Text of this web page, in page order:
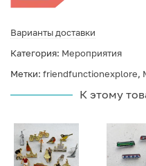
Варианты доставки
Категория: Мероприятия
Метки: friendfunctionexplore,
К этому